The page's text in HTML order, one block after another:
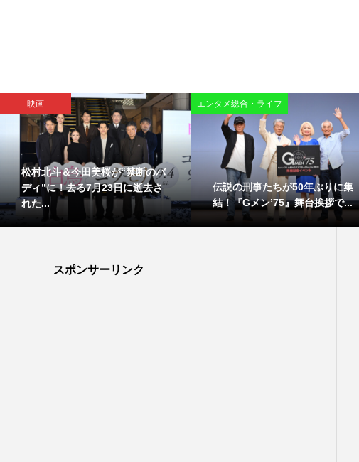
映画
松村北斗＆今田美桜が“禁断のバ
ディ”に！去る7月23日に逝去さ
れた...
エンタメ総合・ライフ
伝説の刑事たちが50年ぶりに集
結！『Gメン’75』舞台挨拶で...
スポンサーリンク